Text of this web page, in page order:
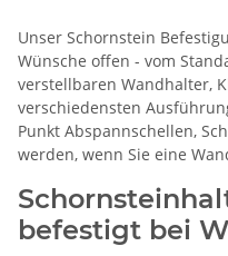
Unser Schornstein
Wünsche offen - vom
verstellbaren Wandhalter,
verschiedensten
Punkt Abspannschellen,
werden, wenn Sie eine
befestigt bei